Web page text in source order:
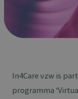
In4Care vzw is
programma